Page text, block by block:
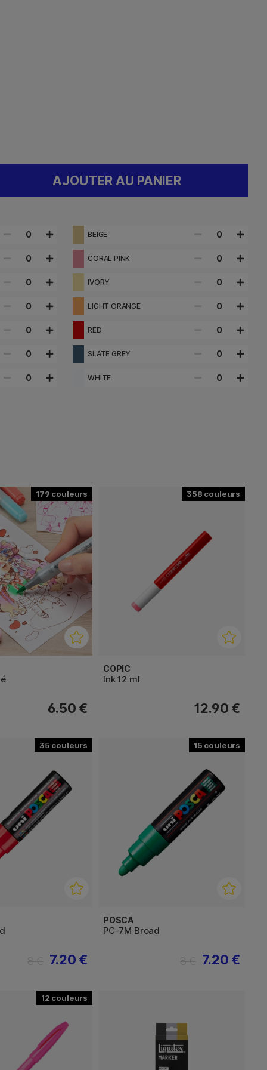
AJOUTER AU PANIER
0 BEIGE 0
0 CORAL PINK 0
0 IVORY 0
0 LIGHT ORANGE 0
0 RED 0
0 SLATE GREY 0
0 WHITE 0
179
6.50 €
358
COPIC
Ink 12 ml
12.90 €
35
7.20 €
15
POSCA
PC-7M Broad
7.20 €
12